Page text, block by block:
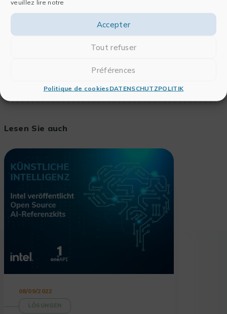
veuillez lire notre
Accepter
Tout refuser
Préférences
Politique de cookies DATENSCHUTZPOLITIK
Sehen Sie sich das Video
Lesen Sie auch
08/09/2022
LÖSUNGEN